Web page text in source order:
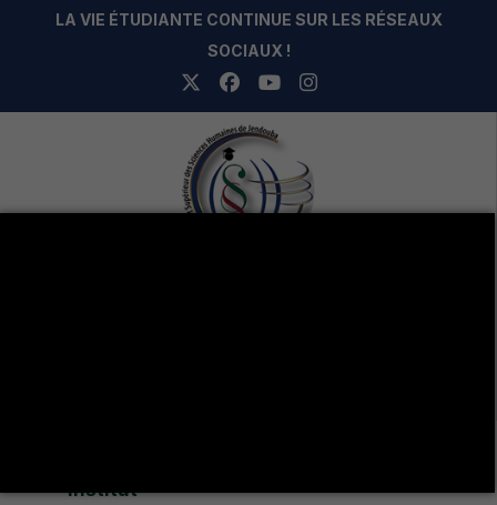
LA VIE ÉTUDIANTE CONTINUE SUR LES RÉSEAUX
SOCIAUX !
Institut